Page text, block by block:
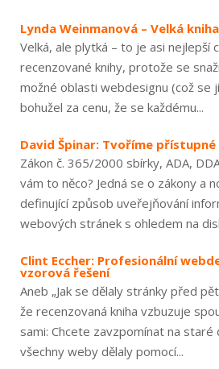
Lynda Weinmanová – Velká
Velká, ale plytká – to je asi nejlepší
recenzované knihy, protože se
možné oblasti webdesignu (což se
bohužel za cenu, že se každému...
David Špinar: Tvoříme
Zákon č. 365/2000 sbírky, ADA,
vám to něco? Jedná se o zákony a
definující způsob uveřejňování
webových stránek s ohledem na
Clint Eccher: Profesionální
vzorová řešení
Aneb „Jak se dělaly stránky před
že recenzovaná kniha vzbuzuje
sami: Chcete zavzpomínat na
všechny weby dělaly pomocí...